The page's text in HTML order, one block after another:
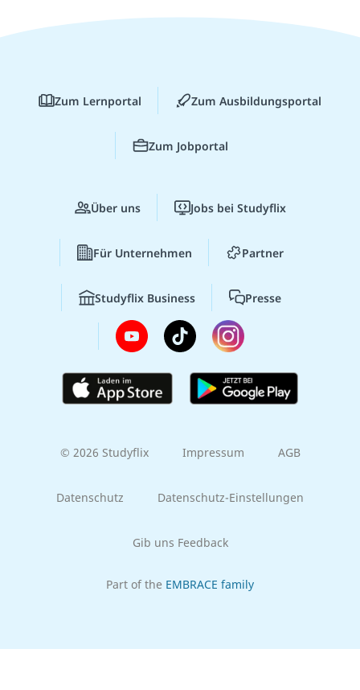
Zum Lernportal Zum Ausbildungsportal
Zum Jobportal
Über uns Jobs bei Studyflix
Für Unternehmen Partner
Studyflix Business Presse
© 2026 Studyflix Impressum AGB
Datenschutz Datenschutz-Einstellungen
Gib uns Feedback
Part of the EMBRACE family